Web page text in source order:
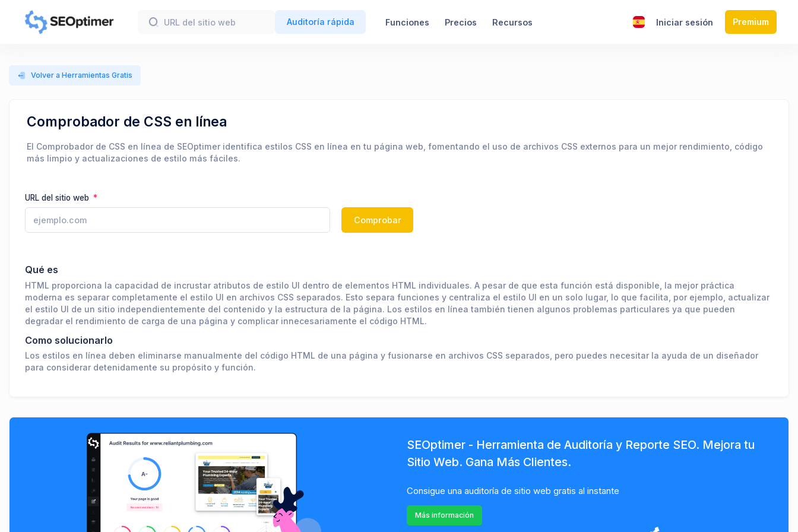
Auditoría rápida Funciones Precios Recursos Iniciar sesión Premium
Volver a Herramientas Gratis
Comprobador de CSS en línea
El Comprobador de CSS en línea de SEOptimer identifica estilos CSS en línea en tu página web, fomentando el uso de archivos CSS externos para un mejor rendimiento, código
más limpio y actualizaciones de estilo más fáciles.
URL del sitio web
Comprobar
Qué es
HTML proporciona la capacidad de incrustar atributos de estilo UI dentro de elementos HTML individuales. A pesar de que esta función está disponible, la mejor práctica
moderna es separar completamente el estilo UI en archivos CSS separados. Esto separa funciones y centraliza el estilo UI en un solo lugar, lo que facilita, por ejemplo, actualizar
el estilo UI de un sitio independientemente del contenido y la estructura de la página. Los estilos en línea también tienen algunos problemas particulares ya que pueden
degradar el rendimiento de carga de una página y complicar innecesariamente el código HTML.
Como solucionarlo
Los estilos en línea deben eliminarse manualmente del código HTML de una página y fusionarse en archivos CSS separados, pero puedes necesitar la ayuda de un diseñador
para considerar detenidamente su propósito y función.
SEOptimer - Herramienta de Auditoría y Reporte SEO. Mejora tu
Sitio Web. Gana Más Clientes.
Consigue una auditoría de sitio web gratis al instante
Más información